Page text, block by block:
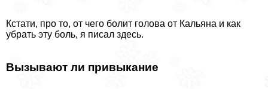
Кстати, про то, от чего болит голова от Кальяна и как
убрать эту боль, я писал здесь.
Вызывают ли привыкание